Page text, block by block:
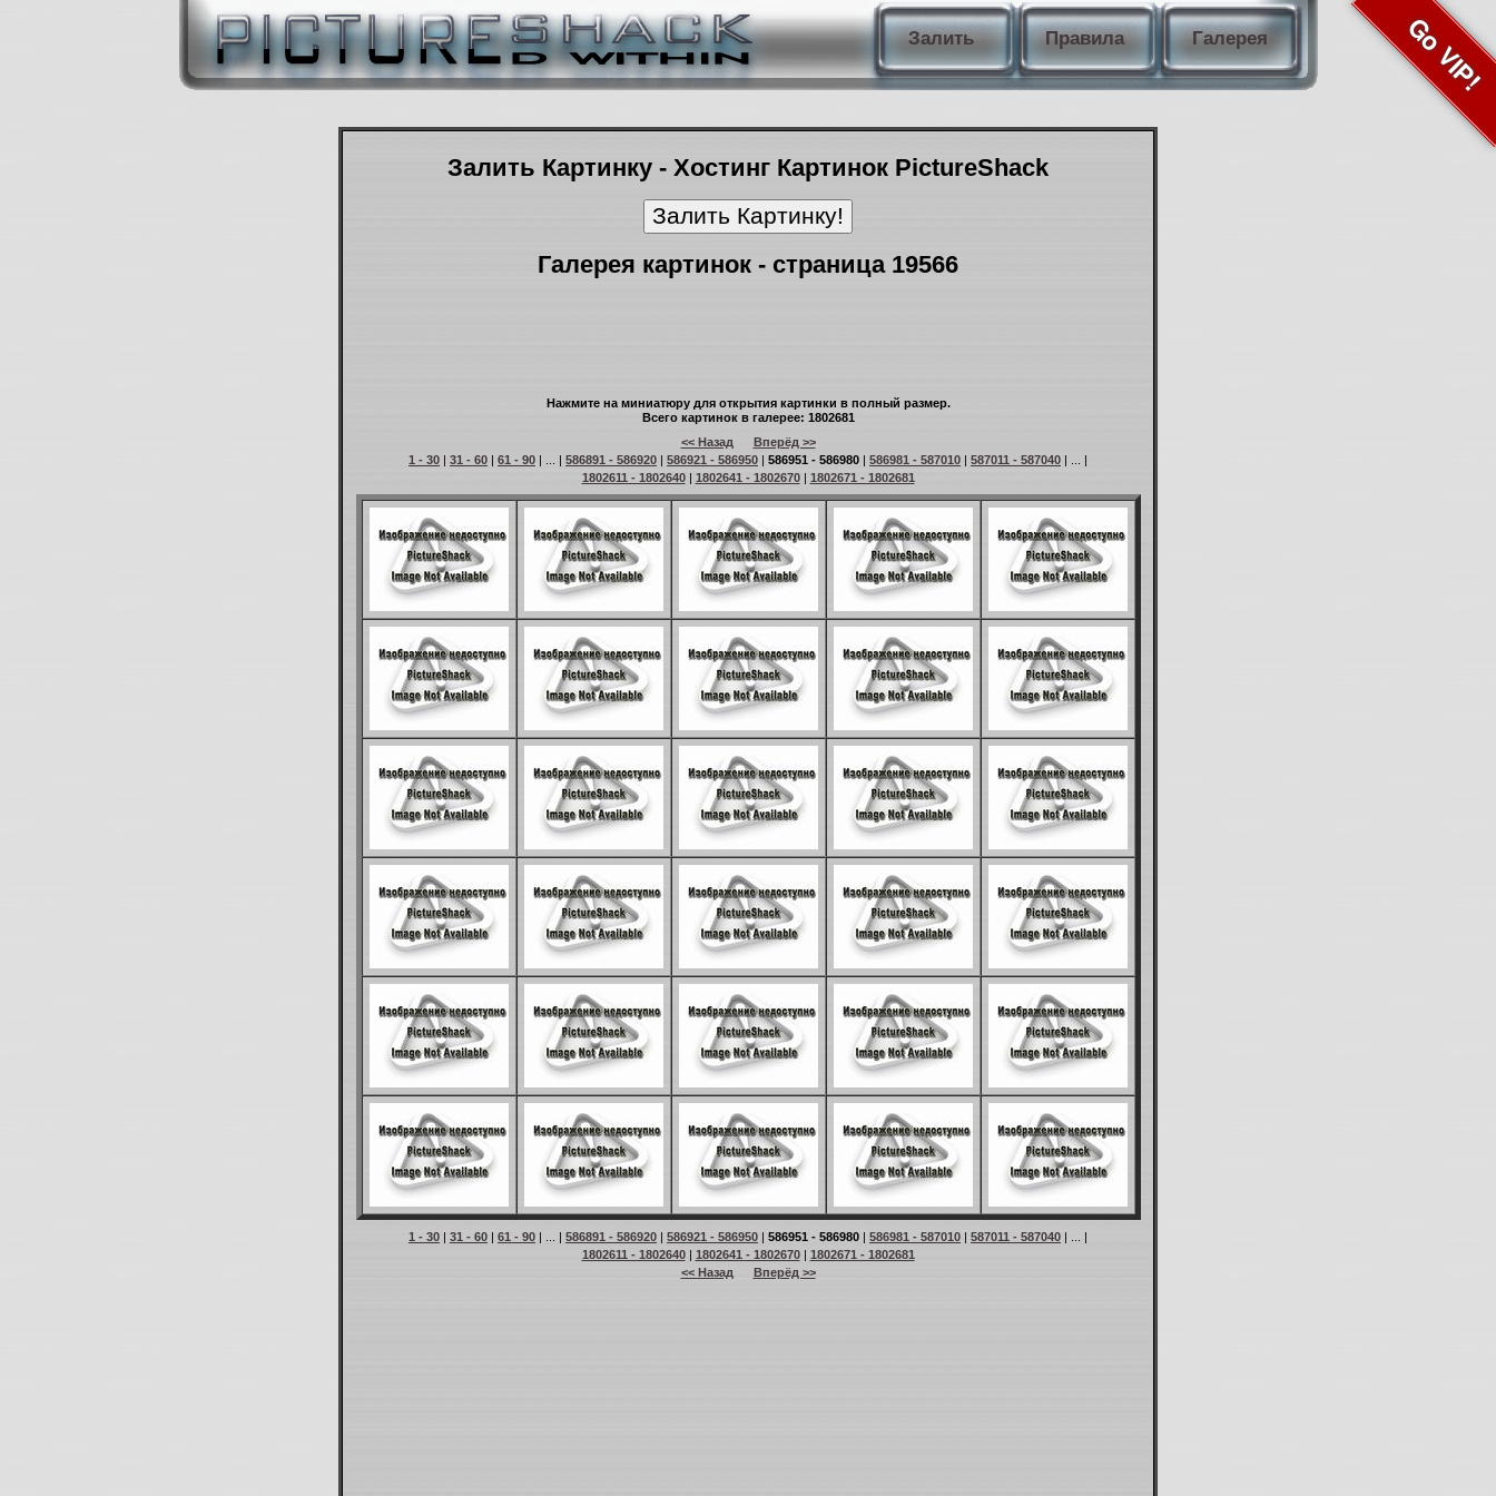
Залить Правила Галерея Go VIP!
Залить Картинку - Хостинг Картинок PictureShack
Галерея картинок - страница 19566
Нажмите на миниатюру для открытия картинки в полный размер.
Всего картинок в галерее: 1802681
<< Назад
Вперёд >>
1 - 30 | 31 - 60 | 61 - 90 | ... | 586891 - 586920 | 586921 - 586950 | 586951 - 586980 | 586981 - 587010 | 587011 - 587040 | ... |
1802611 - 1802640| 1802641 - 1802670| 1802671 - 1802681
1 - 30 | 31 - 60 | 61 - 90 | ... | 586891 - 586920 | 586921 - 586950 | 586951 - 586980 | 586981 - 587010 | 587011 - 587040 | ... |
1802611 - 1802640| 1802641 - 1802670| 1802671 - 1802681
<< Назад
Вперёд >>